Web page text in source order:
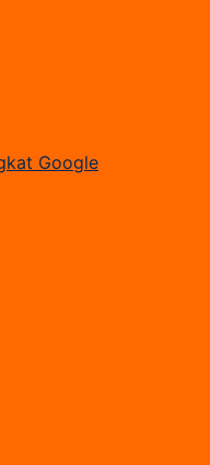
Google